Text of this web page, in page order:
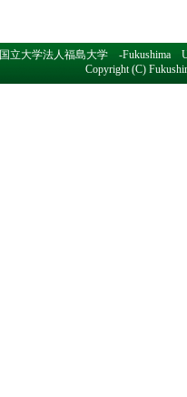
国立大学法人福島大学 -Fukushima
Copyright (C)